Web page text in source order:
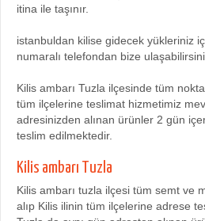
itina ile taşınır.
istanbuldan kilise gidecek yükleriniz
numaralı telefondan bize
Kilis ambarı Tuzla ilçesinde tüm
tüm ilçelerine teslimat hizmetimiz
adresinizden alınan ürünler 2 gün
teslim edilmektedir.
Kilis ambarı Tuzla
Kilis ambarı tuzla ilçesi tüm semt ve
alıp Kilis ilinin tüm ilçelerine adrese